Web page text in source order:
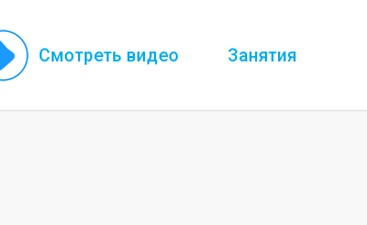
Смотреть видео Занятия